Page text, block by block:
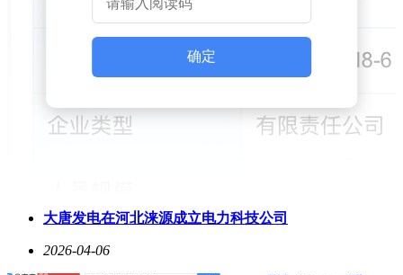
确定
大唐发电在河北涞源成立电力科技公司
2026-04-06